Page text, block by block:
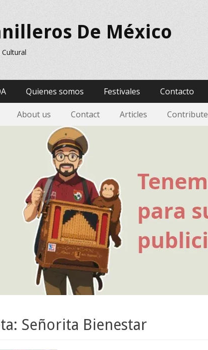
De México
Quienes somos Festivales Contacto
About us Contact Articles Contribute
Señorita Bienestar